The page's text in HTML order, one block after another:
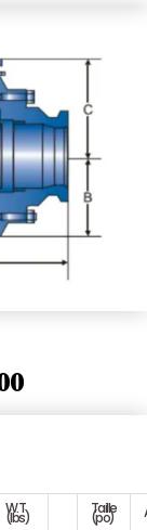
W.T
(Ibs)
Taille
(po)